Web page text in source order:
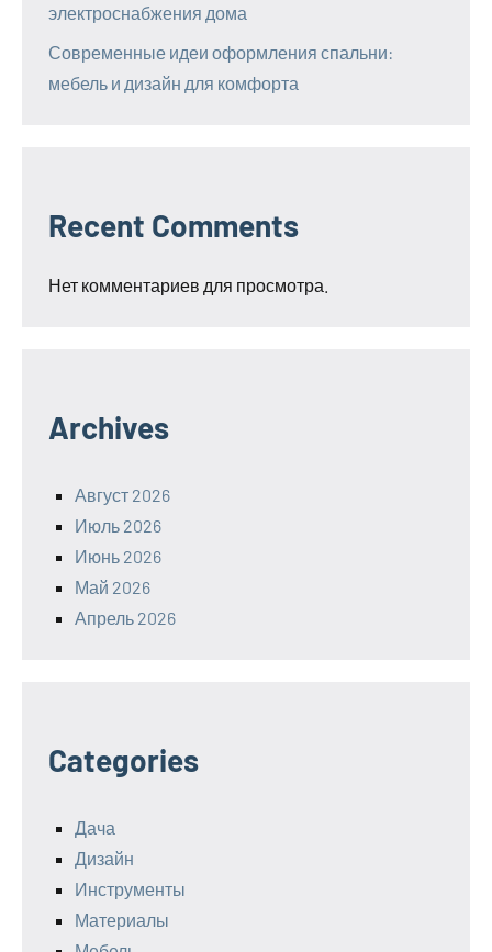
электроснабжения дома
Современные идеи оформления спальни:
мебель и дизайн для комфорта
Recent Comments
Нет комментариев для просмотра.
Archives
Август 2026
Июль 2026
Июнь 2026
Май 2026
Апрель 2026
Categories
Дача
Дизайн
Инструменты
Материалы